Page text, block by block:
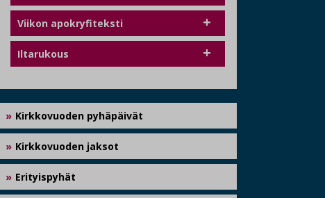
Viikon apokryfiteksti
Iltarukous
Kirkkovuoden pyhäpäivät
Kirkkovuoden jaksot
Erityispyhät